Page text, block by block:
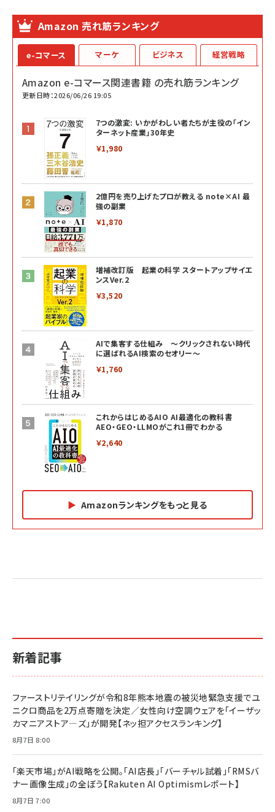
Amazon 売れ筋ランキング
e-コマース
Amazon e-コマース関連書籍 の売れ筋ランキング
更新日時：2026/06/26 19:05
7つの激変: いかがわしい者たちが主役の「イン
ターネット産業」30年史
￥1,980
2億円を売り上げたプロが教える note×AI 最
強の副業
￥1,870
増補改訂版 起業の科学 スタートアップサイエ
ンスVer.2
￥3,520
AIで集客する仕組み ～クリックされない時代
に選ばれるAI検索のセオリー～
￥1,760
これからはじめるAIO AI最適化の教科書
AEO・GEO・LLMOがこれ1冊でわかる
￥2,640
Amazonランキングをもっと見る
マーケ
2億円を売り上げたプロが教える note×AI 最強の
小さな会社は戦略が9割
￥1,815
マーケティングの真実 P&G・グリコで学んだ失敗
ビジネス
anan(アンアン)2026/07/01号 No.2501[魅せる
anan(アンアン)2026/06/24号 No.2500増刊
anan(アンアン)2026/07/08号 No.2502[2026
年後半、あなたの恋と運命／山田涼介]
￥880
ママ投資家が育休中に１億貯めた株式投資
￥1,870
経営戦略
ベインキャピタル 企業価値向上力の秘密
ルな本質」
￥2,750
フィードバック経営 「沈黙の組織」から「高め合う
新着記事
ファーストリテイリングが令和8年熊本地震の被災地緊急支援でユ
ニクロ商品を2万点寄贈を決定／女性向け空調ウェアを「イーザッ
カマニアストア―ズ」が開発【ネッ担アクセスランキング】
8月7日 8:00
「楽天市場」がAI戦略を公開。「AI店長」「バーチャル試着」「RMSバ
ナー画像生成」の全ぼう【Rakuten AI Optimismレポート】
8月7日 7:00